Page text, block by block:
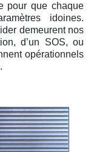
pour que chaque
idoines.
demeurent nos
d’un SOS, ou
opérationnels